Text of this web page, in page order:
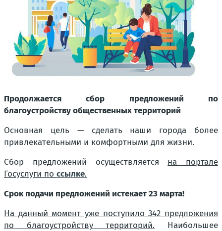
Продолжается сбор предложений по
благоустройству общественных территорий
Основная цель — сделать наши города более
привлекательными и комфортными для жизни.
Сбор предложений осуществляется на портале
Госуслуги по ссылке.
Срок подачи предложений истекает 23 марта!
На данный момент уже поступило 342 предложения
по благоустройству территорий. Наибольшее